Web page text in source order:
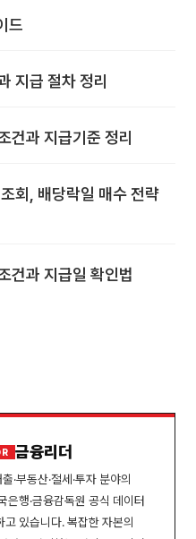
드
지급 절차 정리
건과 지급기준 정리
회, 배당락일 매수 전략
건과 지급일 확인법
금융리더
·부동산·절세·투자 분야의
은행·금융감독원 공식 데이터
고 있습니다. 복잡한 자본의